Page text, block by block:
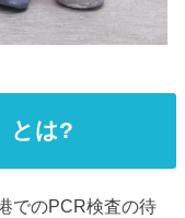
とは?
でのPCR検査の待